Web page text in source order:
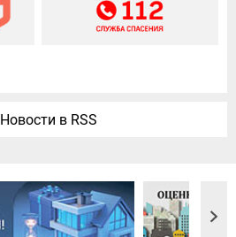
Новости в RSS